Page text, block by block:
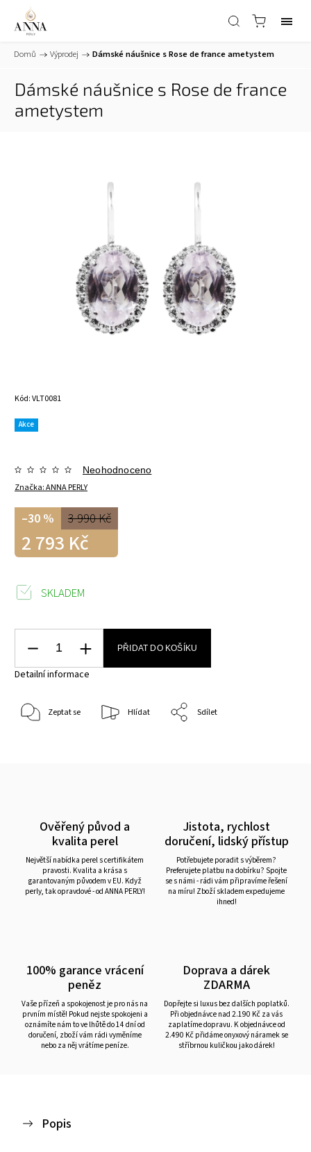
Domů / Výprodej / Dámské náušnice s Rose de france ametystem
Dámské náušnice s Rose de france
ametystem
Kód:VLT0081
Akce
Značka:ANNA PERLY
Neohodnoceno
3 990 Kč
–30 %
2 793 Kč
SKLADEM
PŘIDAT DO KOŠÍKU
Detailní informace
Zeptat se Hlídat Sdílet
Ověřený původ a
kvalita perel
Největší nabídka perel s certifikátem
pravosti. Kvalita a krása s
garantovaným původem v EU. Když
perly, tak opravdové - od ANNA PERLY!
Jistota, rychlost
doručení, lidský přístup
Potřebujete poradit s výběrem?
Preferujete platbu na dobírku? Spojte
se s námi - rádi vám připravíme řešení
na míru! Zboží skladem expedujeme
ihned!
100% garance vrácení
peněz
Vaše přízeň a spokojenost je pro nás na
prvním místě! Pokud nejste spokojeni a
oznámíte nám to ve lhůtě do 14 dní od
doručení, zboží vám rádi vyměníme
nebo za něj vrátíme peníze.
Doprava a dárek
ZDARMA
Dopřejte si luxus bez dalších poplatků.
Při objednávce nad 2.190 Kč za vás
zaplatíme dopravu. K objednávce od
2.490 Kč přidáme onyxový náramek se
stříbrnou kuličkou jako dárek!
Popis